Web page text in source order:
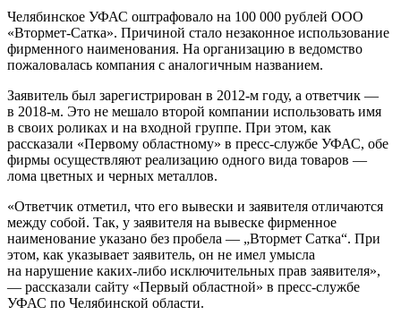
Челябинское УФАС оштрафовало на 100 000 рублей ООО
«Втормет-Сатка». Причиной стало незаконное использование
фирменного наименования. На организацию в ведомство
пожаловалась компания с аналогичным названием.
Заявитель был зарегистрирован в 2012-м году, а ответчик —
в 2018-м. Это не мешало второй компании использовать имя
в своих роликах и на входной группе. При этом, как
рассказали «Первому областному» в пресс-службе УФАС, обе
фирмы осуществляют реализацию одного вида товаров —
лома цветных и черных металлов.
«Ответчик отметил, что его вывески и заявителя отличаются
между собой. Так, у заявителя на вывеске фирменное
наименование указано без пробела — „Втормет Сатка“. При
этом, как указывает заявитель, он не имел умысла
на нарушение каких-либо исключительных прав заявителя»,
— рассказали сайту «Первый областной» в пресс-службе
УФАС по Челябинской области.